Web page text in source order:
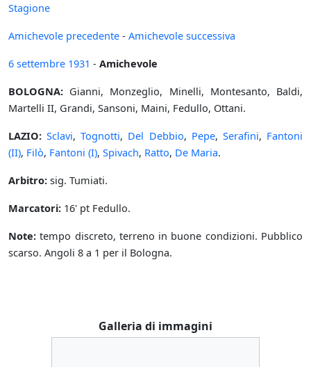
Stagione
Amichevole precedente - Amichevole successiva
6 settembre 1931 - Amichevole
BOLOGNA: Gianni, Monzeglio, Minelli, Montesanto, Baldi,
Martelli II, Grandi, Sansoni, Maini, Fedullo, Ottani.
LAZIO: Sclavi,Tognotti, Del Debbio, Pepe, Serafini, Fantoni
(II), Filò, Fantoni (I), Spivach, Ratto, De Maria.
Arbitro: sig. Tumiati.
Marcatori: 16' pt Fedullo.
Note: tempo discreto, terreno in buone condizioni. Pubblico
scarso. Angoli 8 a 1 per il Bologna.
Galleria di immagini